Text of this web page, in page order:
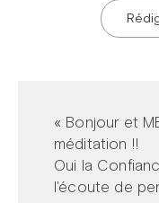
« Bonjour et
méditation !!
Oui la
l'écoute de